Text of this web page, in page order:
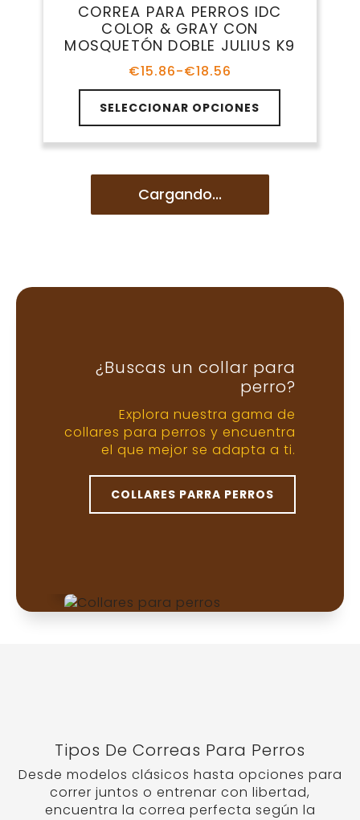
¿Buscas un collar para
perro?
Explora nuestra gama de
collares para perros y encuentra
el que mejor se adapta a ti.
COLLARES PARRA PERROS
Tipos De Correas Para Perros
Desde modelos clásicos hasta opciones para
correr juntos o entrenar con libertad,
encuentra la correa perfecta según la
se
pueden
elegir
la
página
de
producto
CORREA PARA PERROS IDC
COLOR & GRAY CON
MOSQUETÓN DOBLE JULIUS K9
€15.86-€18.56
Rango
de
precios:
desde
€15.86
hasta
SELECCIONAR OPCIONES
Este
producto
tiene
múltiples
opciones
se
la
Cargando...